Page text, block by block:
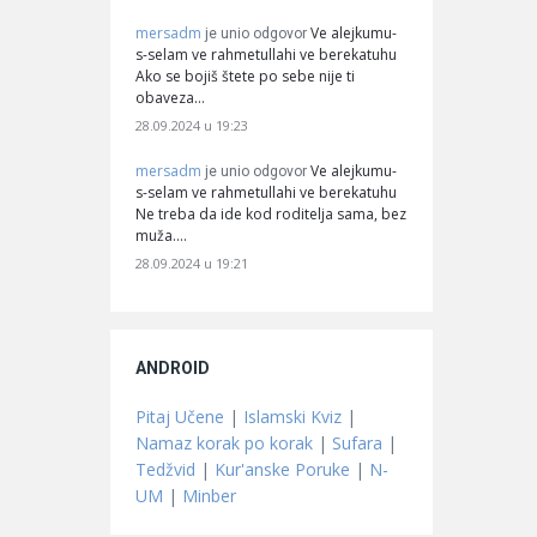
mersadm je unio odgovor Ve alejkumu-
s-selam ve rahmetullahi ve berekatuhu
Ako se bojiš štete po sebe nije ti
obaveza…
28.09.2024 u 19:23
mersadm je unio odgovor Ve alejkumu-
s-selam ve rahmetullahi ve berekatuhu
Ne treba da ide kod roditelja sama, bez
muža.…
28.09.2024 u 19:21
ANDROID
Pitaj Učene | Islamski Kviz |
Namaz korak po korak | Sufara |
Tedžvid | Kur'anske Poruke | N-
UM | Minber